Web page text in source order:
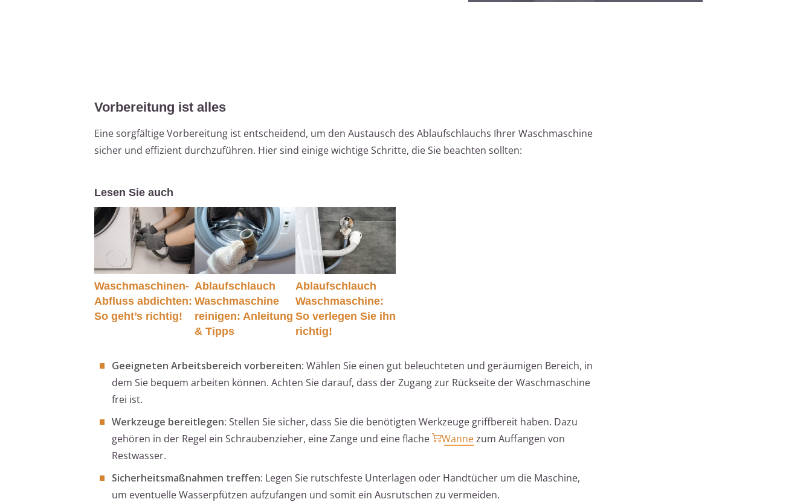
Vorbereitung ist alles
Eine sorgfältige Vorbereitung ist entscheidend, um den Austausch des Ablaufschlauchs Ihrer Waschmaschine
sicher und effizient durchzuführen. Hier sind einige wichtige Schritte, die Sie beachten sollten:
Lesen Sie auch
Waschmaschinen-
Abfluss abdichten:
So geht’s richtig!
Ablaufschlauch
Waschmaschine
reinigen: Anleitung
& Tipps
Ablaufschlauch
Waschmaschine:
So verlegen Sie ihn
richtig!
Geeigneten Arbeitsbereich vorbereiten: Wählen Sie einen gut beleuchteten und geräumigen Bereich, in
dem Sie bequem arbeiten können. Achten Sie darauf, dass der Zugang zur Rückseite der Waschmaschine
frei ist.
Werkzeuge bereitlegen: Stellen Sie sicher, dass Sie die benötigten Werkzeuge griffbereit haben. Dazu
gehören in der Regel ein Schraubenzieher, eine Zange und eine flache
Wannezum Auffangen von
Restwasser.
Sicherheitsmaßnahmen treffen: Legen Sie rutschfeste Unterlagen oder Handtücher um die Maschine,
um eventuelle Wasserpfützen aufzufangen und somit ein Ausrutschen zu vermeiden.